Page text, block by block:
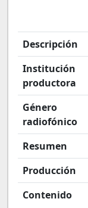
Descripción
Institución
productora
Género
radiofónico
Resumen
Producción
Contenido